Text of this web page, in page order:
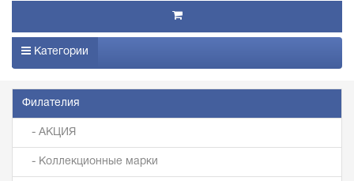
Категории
Филателия
- АКЦИЯ
- Коллекционные марки